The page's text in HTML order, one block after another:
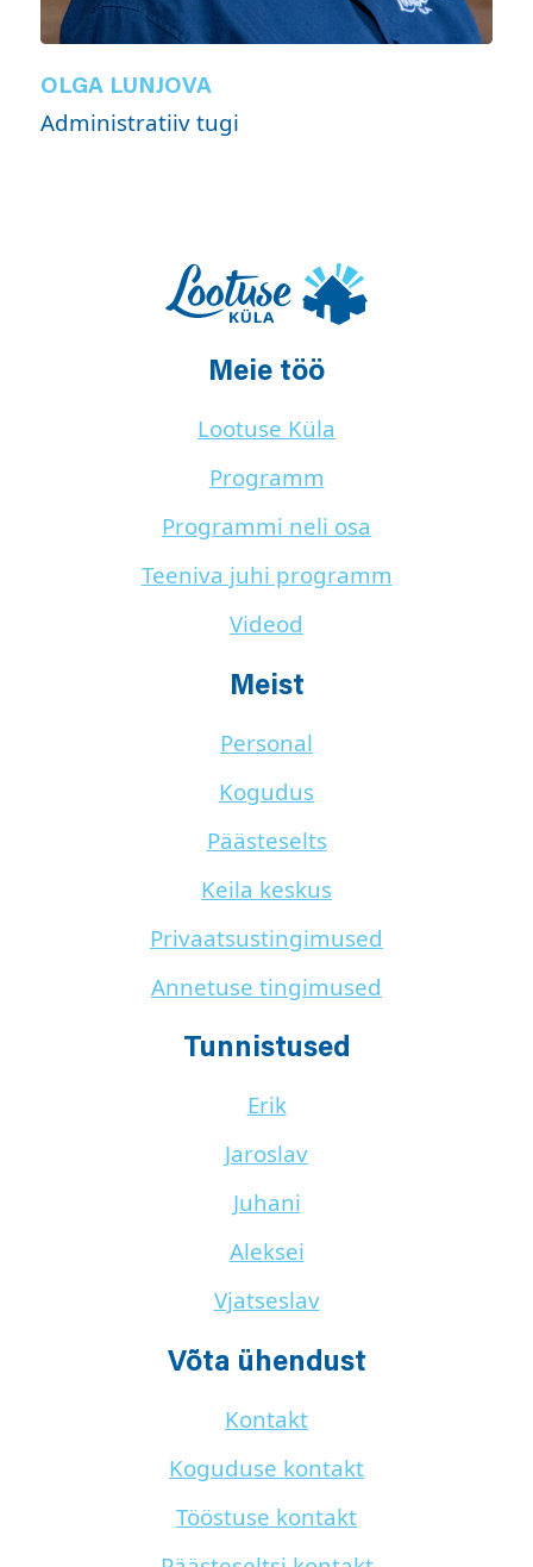
OLGA LUNJOVA
Administratiiv tugi
Meie töö
Lootuse Küla
Programm
Programmi neli osa
Teeniva juhi programm
Videod
Meist
Personal
Kogudus
Päästeselts
Keila keskus
Privaatsustingimused
Annetuse tingimused
Tunnistused
Erik
Jaroslav
Juhani
Aleksei
Vjatseslav
Võta ühendust
Kontakt
Koguduse kontakt
Tööstuse kontakt